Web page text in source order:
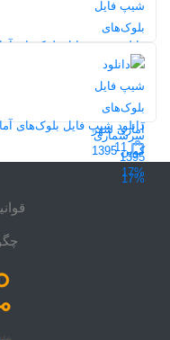
17%
9
17%
دانلود شیپ فایل بلوک‌های
1395
11
17%
دانلود شیپ فایل بلوک‌های
11